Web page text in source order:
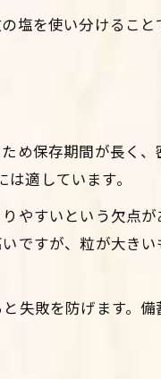
塩を使い分けること
め保存期間が長く、
適しています。
やすいという欠点
ですが、粒が大き
失敗を防げます。